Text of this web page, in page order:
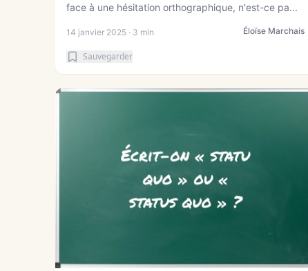
face à une hésitation orthographique, n'est-ce pa...
14 janvier 2025 · 3 min Éloïse Marchais
Sauvegarder